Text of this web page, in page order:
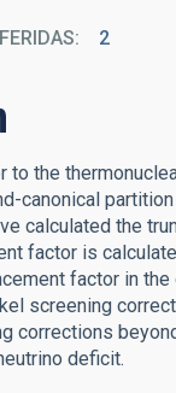
2
to the
canonical
calculated the
factor is
factor in
screening
corrections
deficit.